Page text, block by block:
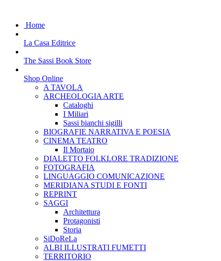
Home
La Casa Editrice
The Sassi Book Store
Shop Online
A TAVOLA
ARCHEOLOGIA ARTE
Cataloghi
I Miliari
Sassi bianchi sigilli
BIOGRAFIE NARRATIVA E POESIA
CINEMA TEATRO
Il Mortaio
DIALETTO FOLKLORE TRADIZIONE
FOTOGRAFIA
LINGUAGGIO COMUNICAZIONE
MERIDIANA STUDI E FONTI
REPRINT
SAGGI
Architettura
Protagonisti
Storia
SiDoReLa
ALBI ILLUSTRATI FUMETTI
TERRITORIO